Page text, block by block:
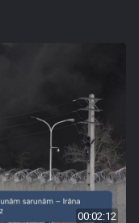
00:02:12